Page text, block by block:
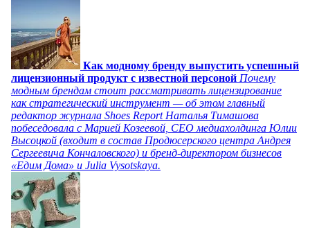
Как модному бренду выпустить успешный
лицензионный продукт с известной персоной Почему
модным брендам стоит рассматривать лицензирование
как стратегический инструмент — об этом главный
редактор журнала Shoes Report Наталья Тимашова
побеседовала с Марией Козеевой, СЕО медиахолдинга Юлии
Высоцкой (входит в состав Продюсерского центра Андрея
Сергеевича Кончаловского) и бренд-директором бизнесов
«Едим Дома» и Julia Vysotskaya.